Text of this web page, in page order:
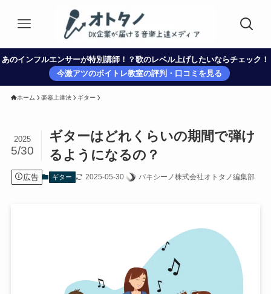
あのインフルエンサーが特別講師！？歌のレベル上げしたいならチェック！
今激アツのボイトレ教室の評判・口コミを見る
ホーム 楽器上達法 ギター
ギターはどれくらいの期間で弾け
るようになるの？
2025
5/30
広告 ギター 2025-05-30 パキシーノ株式会社オトタノ編集部